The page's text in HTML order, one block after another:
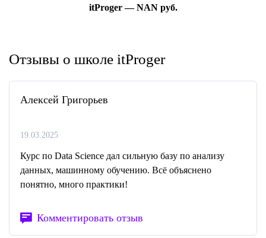
itProger — NAN руб.
Отзывы о школе itProger
Алексей Григорьев
19.03.2025
Курс по Data Science дал сильную базу по анализу
данных, машинному обучению. Всё объяснено
понятно, много практики!
Комментировать отзыв